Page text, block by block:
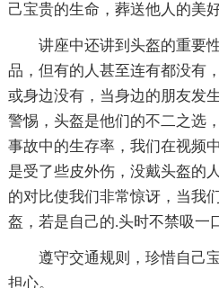
己宝贵的生命，葬送他人的美好
讲座中还讲到头盔的重要
品，但有的人甚至连有都没有
或身边没有，当身边的朋友发
警惕，头盔是他们的不二之选
事故中的生存率，我们在视频
是受了些皮外伤，没戴头盔的
的对比使我们非常惊讶，当我
盔，若是自己的.头时不禁吸一
遵守交通规则，珍惜自己
担心。